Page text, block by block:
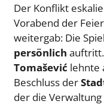
Der Konflikt
Vorabend der
weitergab: Die
persönlich
Tomašević lehnte
Beschluss der
der die